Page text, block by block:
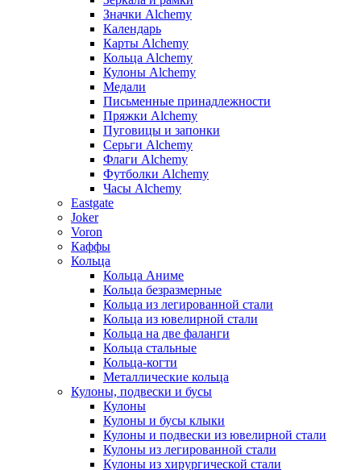
Значки Alchemy
Календарь
Карты Alchemy
Кольца Alchemy
Кулоны Alchemy
Медали
Письменные принадлежности
Пряжки Alchemy
Пуговицы и запонки
Серьги Alchemy
Флаги Alchemy
Футболки Alchemy
Часы Alchemy
Eastgate
Joker
Voron
Каффы
Кольца
Кольца Аниме
Кольца безразмерные
Кольца из легированной стали
Кольца из ювелирной стали
Кольца на две фаланги
Кольца стальные
Кольца-когти
Металлические кольца
Кулоны, подвески и бусы
Кулоны
Кулоны и бусы клыки
Кулоны и подвески из ювелирной стали
Кулоны из легированной стали
Кулоны из хирургической стали